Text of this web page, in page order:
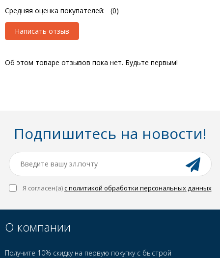
Средняя оценка покупателей: (0)
Написать отзыв
Об этом товаре отзывов пока нет. Будьте первым!
Подпишитесь на новости!
Я согласен(a)с политикой обработки персональных данных
О компании
Получите 10% скидку на первую покупку с быстрой